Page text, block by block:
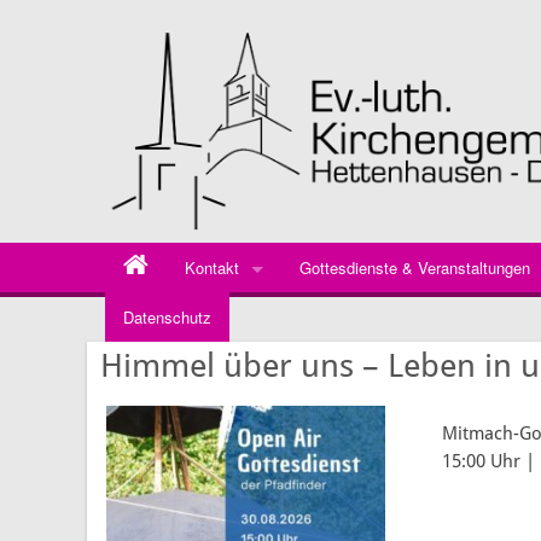
Kontakt
Pfarramt
Kirchenvorstand
Gemeindebüro
Küsterdienst
Bankverbindung
Gottesdienste & Veranstaltungen
Datenschutz
Himmel über uns – Leben in
Mitmach-
15:00 Uhr |